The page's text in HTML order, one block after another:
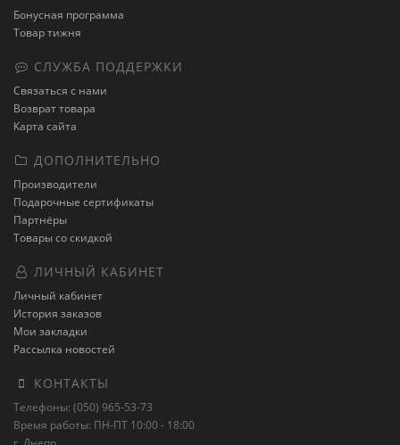
Бонусная программа
Товар тижня
СЛУЖБА ПОДДЕРЖКИ
Связаться с нами
Возврат товара
Карта сайта
ДОПОЛНИТЕЛЬНО
Производители
Подарочные сертификаты
Партнёры
Товары со скидкой
ЛИЧНЫЙ КАБИНЕТ
Личный кабинет
История заказов
Мои закладки
Рассылка новостей
КОНТАКТЫ
Телефоны: (050) 965-53-73
Время работы: ПН-ПТ 10:00 - 18:00